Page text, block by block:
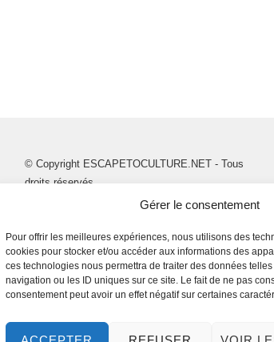
Gérer le consentement
Pour offrir les meilleures expériences, nous utilisons des
cookies pour stocker et/ou accéder aux informations des
ces technologies nous permettra de traiter des données
navigation ou les ID uniques sur ce site. Le fait de ne pas
consentement peut avoir un effet négatif sur certaines
© Copyright ESCAPETOCULTURE.NET - Tous
droits réservés.